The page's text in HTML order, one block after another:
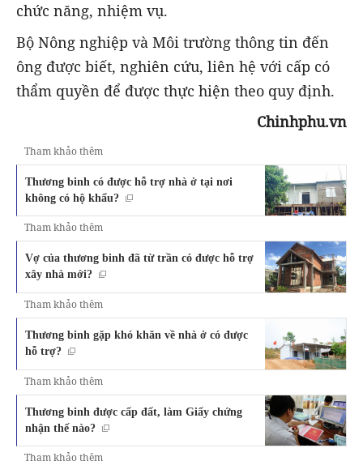
chức năng, nhiệm vụ.
Bộ Nông nghiệp và Môi trường thông tin đến
ông được biết, nghiên cứu, liên hệ với cấp có
thẩm quyền để được thực hiện theo quy định.
Chinhphu.vn
Tham khảo thêm
Thương binh có được hỗ trợ nhà ở tại nơi
không có hộ khẩu?
Tham khảo thêm
Vợ của thương binh đã từ trần có được hỗ trợ
xây nhà mới?
Tham khảo thêm
Thương binh gặp khó khăn về nhà ở có được
hỗ trợ?
Tham khảo thêm
Thương binh được cấp đất, làm Giấy chứng
nhận thế nào?
Tham khảo thêm